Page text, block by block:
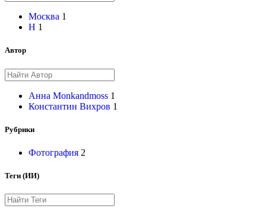
Москва 1
Н 1
Автор
Анна Monkandmoss 1
Константин Вихров 1
Рубрики
Фотография 2
Теги (ИИ)